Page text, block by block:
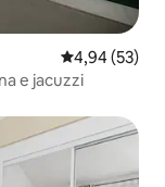
4,94 de uma
4,94 (53)
e jacuzzi